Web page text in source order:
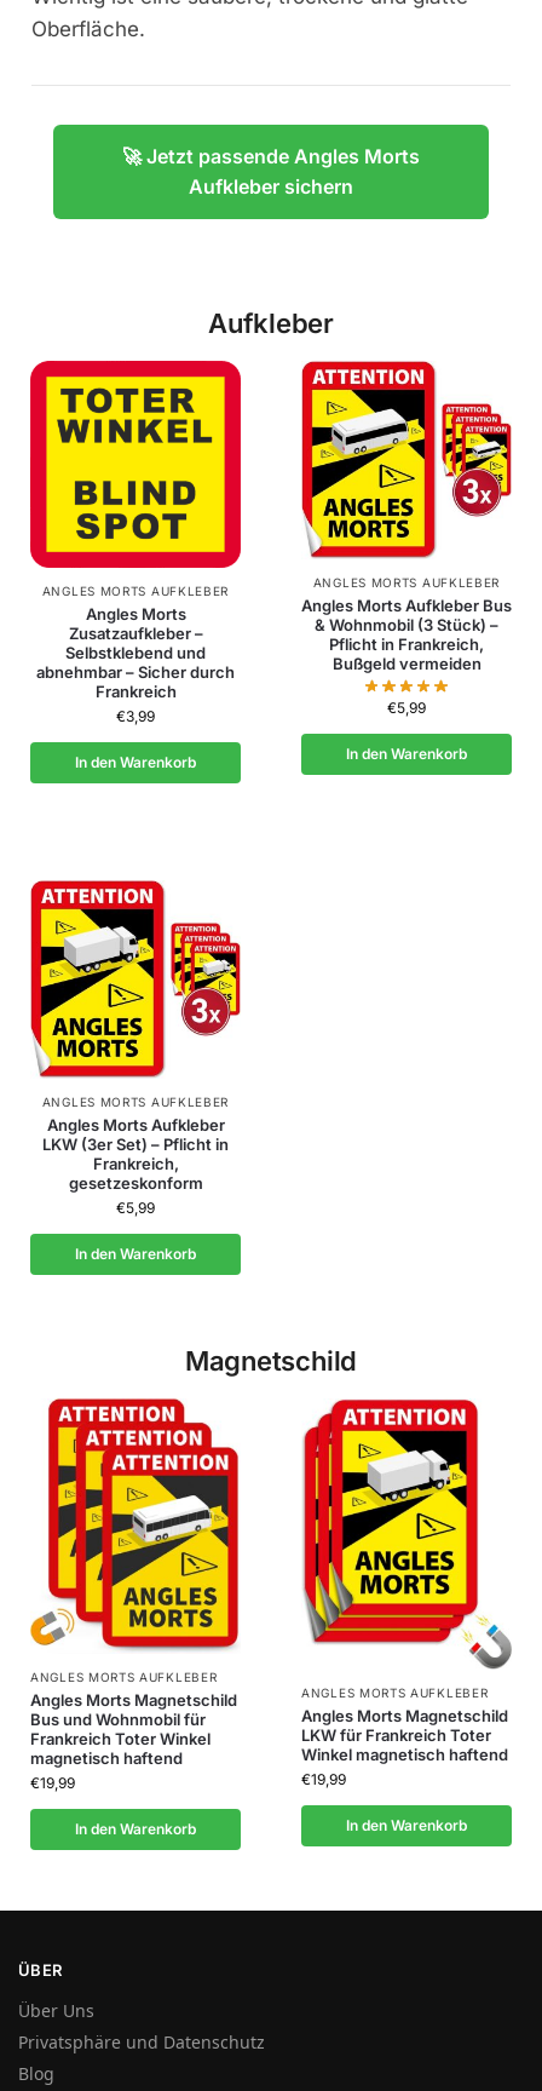
Oberfläche.
🚀 Jetzt passende Angles Morts
Aufkleber sichern
Aufkleber
ANGLES MORTS AUFKLEBER
Angles Morts
Zusatzaufkleber –
Selbstklebend und
abnehmbar – Sicher durch
Frankreich
€3,99
In den Warenkorb
ANGLES MORTS AUFKLEBER
Angles Morts Aufkleber Bus
& Wohnmobil (3 Stück) –
Pflicht in Frankreich,
Bußgeld vermeiden
€5,99
In den Warenkorb
ANGLES MORTS AUFKLEBER
Angles Morts Aufkleber
LKW (3er Set) – Pflicht in
Frankreich,
gesetzeskonform
€5,99
In den Warenkorb
Magnetschild
ANGLES MORTS AUFKLEBER
Angles Morts Magnetschild
Bus und Wohnmobil für
Frankreich Toter Winkel
magnetisch haftend
€19,99
In den Warenkorb
ANGLES MORTS AUFKLEBER
Angles Morts Magnetschild
LKW für Frankreich Toter
Winkel magnetisch haftend
€19,99
In den Warenkorb
ÜBER
Über Uns
Privatsphäre und Datenschutz
Blog